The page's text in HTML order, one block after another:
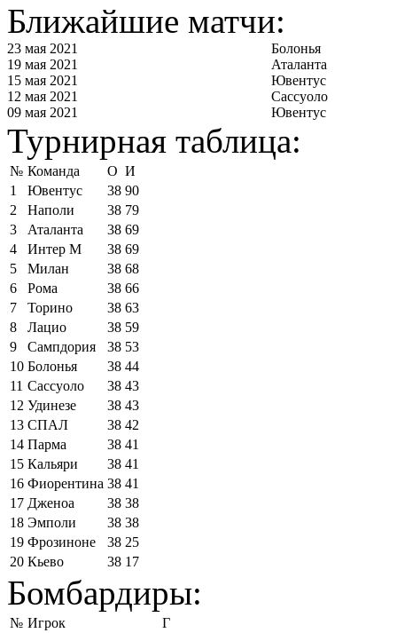
Ближайшие матчи:
23 мая 2021
Болонья
19 мая 2021
Аталанта
15 мая 2021
Ювентус
12 мая 2021
Сассуоло
09 мая 2021
Ювентус
Турнирная таблица:
№ Команда О И
1
Ювентус 38 90
2
Наполи 38 79
3
Аталанта 38 69
4
Интер М 38 69
5
Милан 38 68
6
Рома 38 66
7
Торино 38 63
8
Лацио 38 59
9
Сампдория 38 53
10 Болонья 38 44
11 Сассуоло 38 43
12 Удинезе 38 43
13 СПАЛ 38 42
14 Парма 38 41
15 Кальяри 38 41
16 Фиорентина 38 41
17 Дженоа 38 38
18 Эмполи 38 38
19 Фрозиноне 38 25
20 Кьево 38 17
Бомбардиры:
№ Игрок
Г